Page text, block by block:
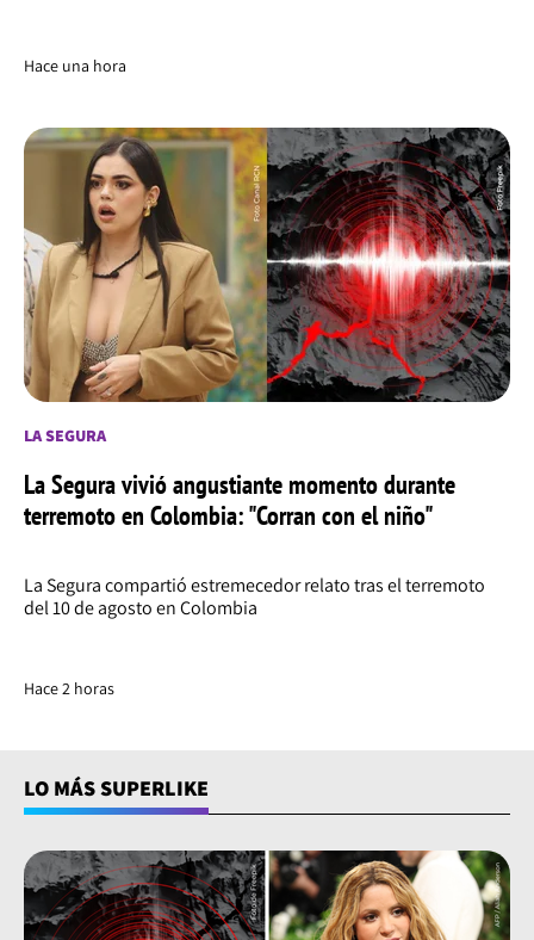
Hace una hora
LA SEGURA
La Segura vivió angustiante momento durante
terremoto en Colombia: "Corran con el niño"
La Segura compartió estremecedor relato tras el terremoto
del 10 de agosto en Colombia
Hace 2 horas
LO MÁS SUPERLIKE